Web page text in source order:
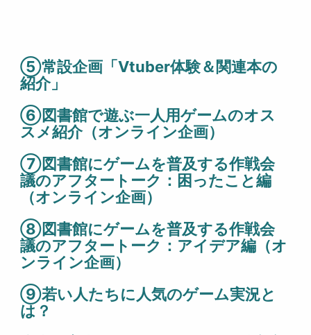
⑤常設企画「Vtuber体験＆関連本の
紹介」
⑥図書館で遊ぶ一人用ゲームのオス
スメ紹介（オンライン企画）
⑦図書館にゲームを普及する作戦会
議のアフタートーク：困ったこと編
（オンライン企画）
⑧図書館にゲームを普及する作戦会
議のアフタートーク：アイデア編（オ
ンライン企画）
⑨若い人たちに人気のゲーム実況と
は？